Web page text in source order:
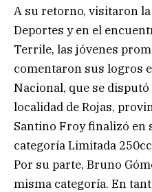
A su retorno, visitaron la
Deportes y en el
Terrile, las jóvenes
comentaron sus logros
Nacional, que se
localidad de Rojas,
Santino Froy finalizó en
categoría Limitada
Por su parte, Bruno
misma categoría. En